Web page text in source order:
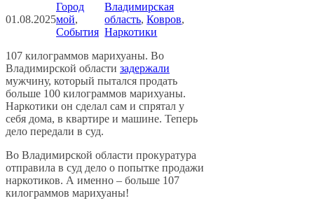
01.08.2025
Город
мой
События
Владимирская
область, Ковров
Наркотики
107 килограммов марихуаны. Во
Владимирской области задержали
мужчину, который пытался продать
больше 100 килограммов марихуаны.
Наркотики он сделал сам и спрятал у
себя дома, в квартире и машине. Теперь
дело передали в суд.
Во Владимирской области прокуратура
отправила в суд дело о попытке продажи
наркотиков. А именно – больше 107
килограммов марихуаны!